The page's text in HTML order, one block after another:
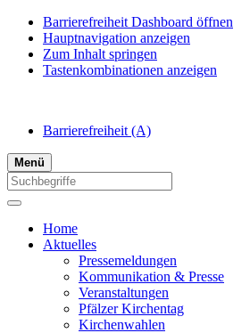
Barrierefreiheit Dashboard öffnen
Hauptnavigation anzeigen
Zum Inhalt springen
Tastenkombinationen anzeigen
Barrierefreiheit (A)
Menü
Home
Aktuelles
Pressemeldungen
Kommunikation & Presse
Veranstaltungen
Pfälzer Kirchentag
Kirchenwahlen